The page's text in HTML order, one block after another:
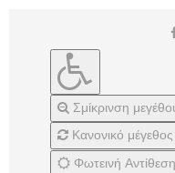
Σμίκρινση
Κανονικό μέγεθος
Φωτεινή Αντίθεση